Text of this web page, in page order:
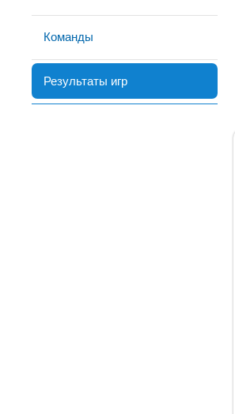
Команды
Результаты игр